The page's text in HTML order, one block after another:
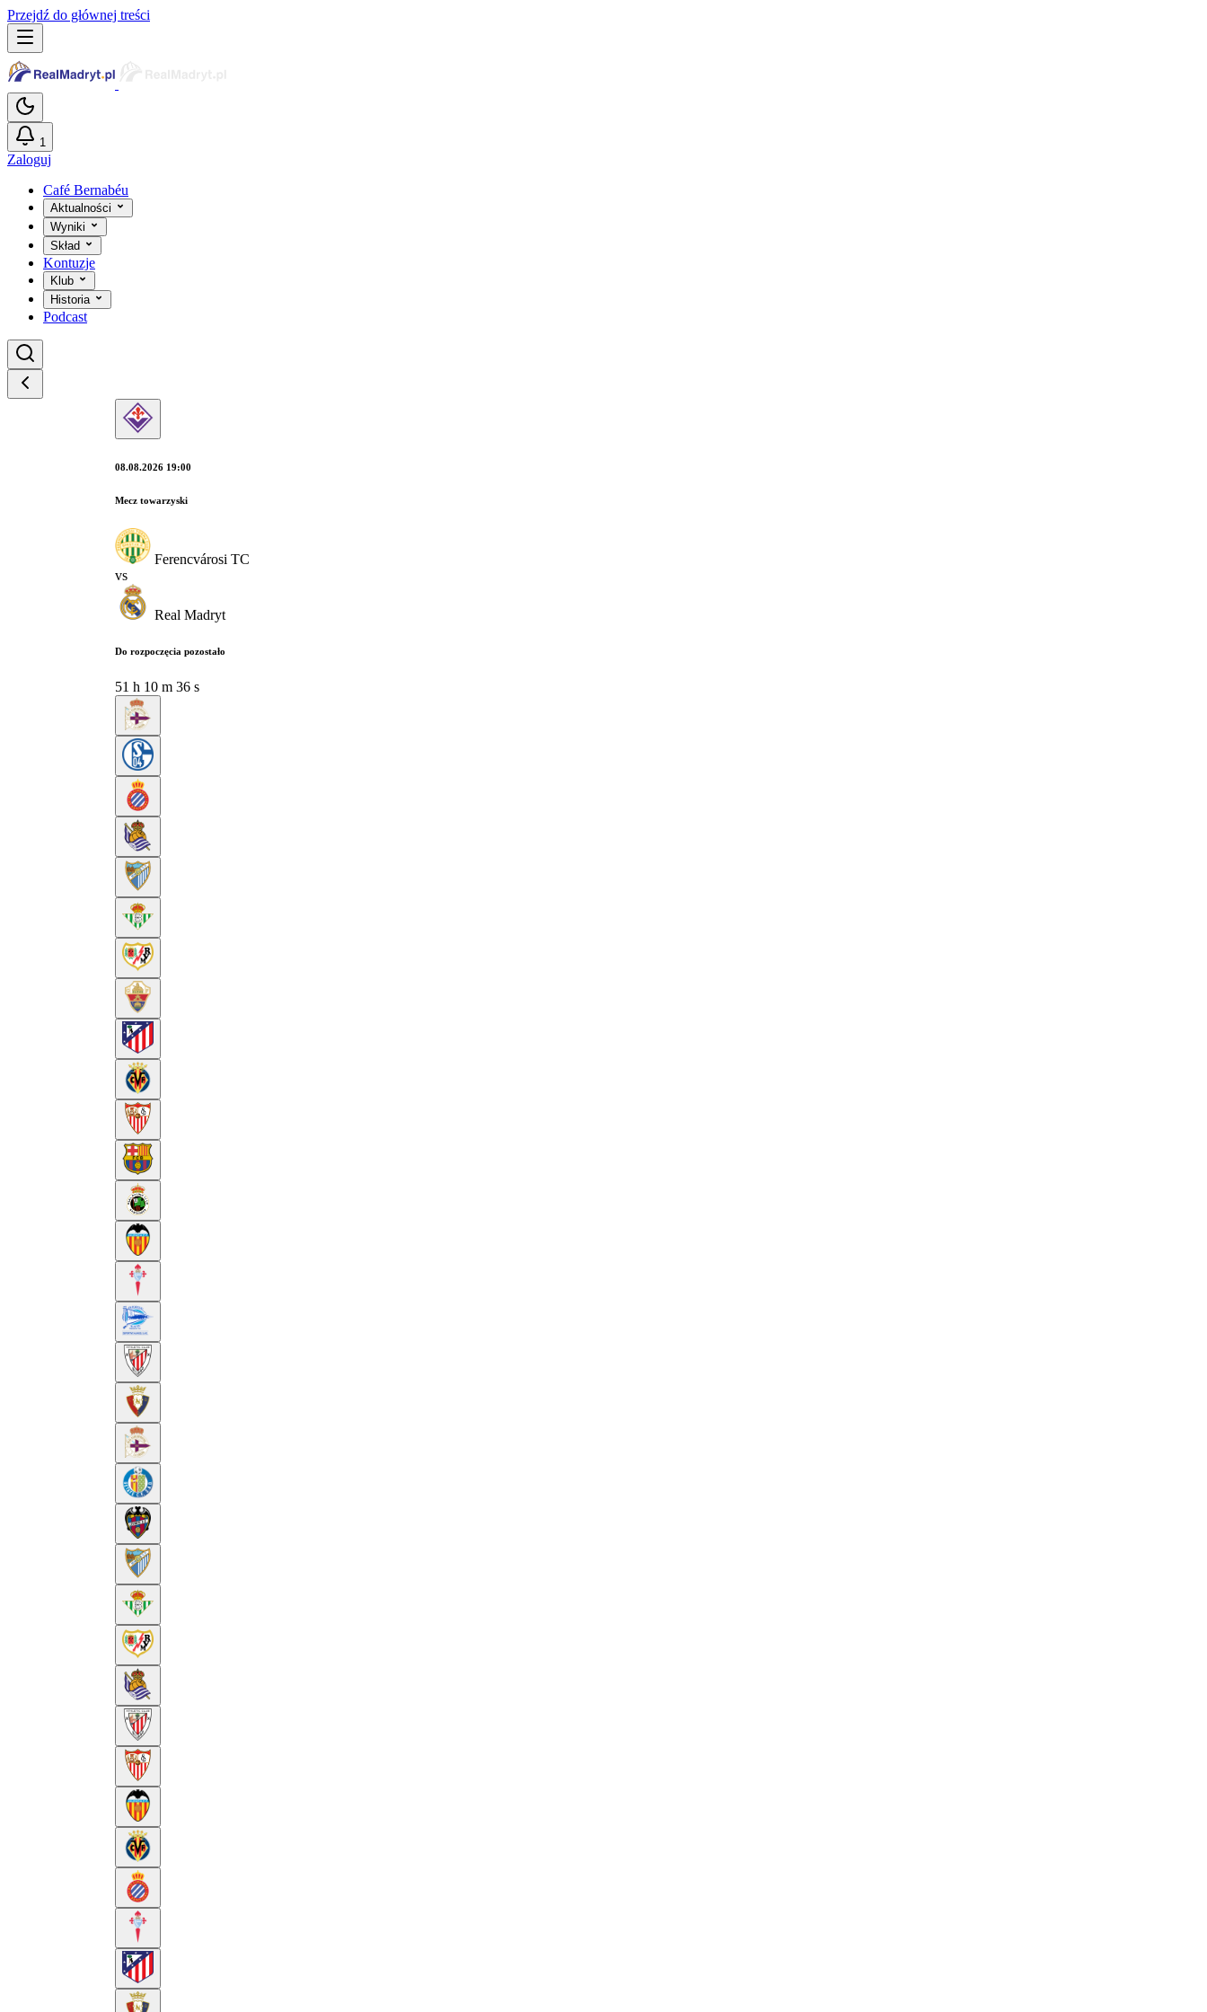
Przejdź do głównej treści
1
Zaloguj
Café Bernabéu
Aktualności
Wyniki
Skład
Kontuzje
Klub
Historia
Podcast
08.08.2026 19:00
Mecz towarzyski
Ferencvárosi TC
vs
Real Madryt
Do rozpoczęcia pozostało
51 h 10 m 36 s